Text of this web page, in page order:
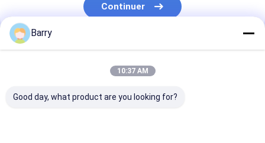
Continuer
Nos Catégories
Barry
10:37 AM
Good day, what product are you looking for?